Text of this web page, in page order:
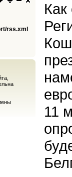
rss.xml
11